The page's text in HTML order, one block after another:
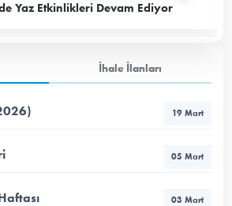
Yaz Etkinlikleri Devam Ediyor
İhale İlanları
19 Mart
05 Mart
03 Mart